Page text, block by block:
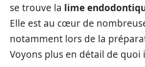
se trouve la lime
Elle est au cœur de
notamment lors de la
Voyons plus en détail de quoi